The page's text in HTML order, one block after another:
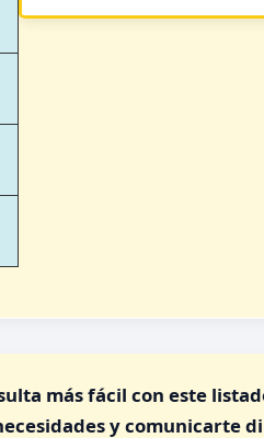
más fácil con este
y comunicarte